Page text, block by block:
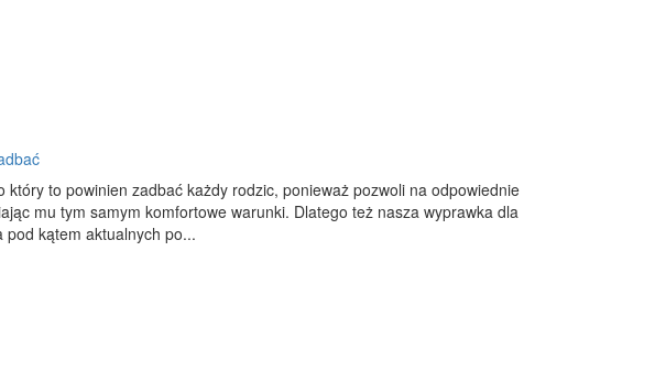
to powinien zadbać każdy rodzic, ponieważ pozwoli na odpowiednie
mu tym samym komfortowe warunki. Dlatego też nasza wyprawka dla
kątem aktualnych po...